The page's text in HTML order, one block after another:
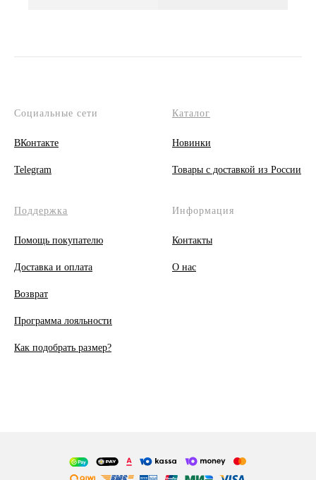
Социальные сети
ВКонтакте
Telegram
Каталог
Новинки
Товары с доставкой из России
Поддержка
Помощь покупателю
Доставка и оплата
Возврат
Программа лояльности
Как подобрать размер?
Информация
Контакты
О нас